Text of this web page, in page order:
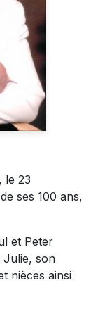
le 23
ses 100 ans,
et Peter
Julie, son
nièces ainsi